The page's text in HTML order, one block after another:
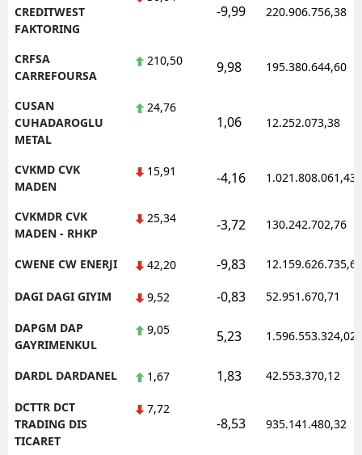
CREDITWEST
FAKTORING
-9,99 220.906.756,38
CRFSA
CARREFOURSA
210,50 9,98 195.380.644,60
CUSAN
CUHADAROGLU
METAL
24,76
1,06 12.252.073,38
CVKMD CVK
MADEN
15,91 -4,16 1.021.808.061,43
CVKMDR CVK
MADEN - RHKP
25,34 -3,72 130.242.702,76
CWENE CW ENERJI 42,20 -9,83 12.159.626.735,62
DAGI DAGI GIYIM 9,52 -0,83 52.951.670,71
DAPGM DAP
GAYRIMENKUL
9,05 5,23 1.596.553.324,02
DARDL DARDANEL 1,67 1,83 42.553.370,12
DCTTR DCT
TRADING DIS
TICARET
7,72
-8,53 935.141.480,32